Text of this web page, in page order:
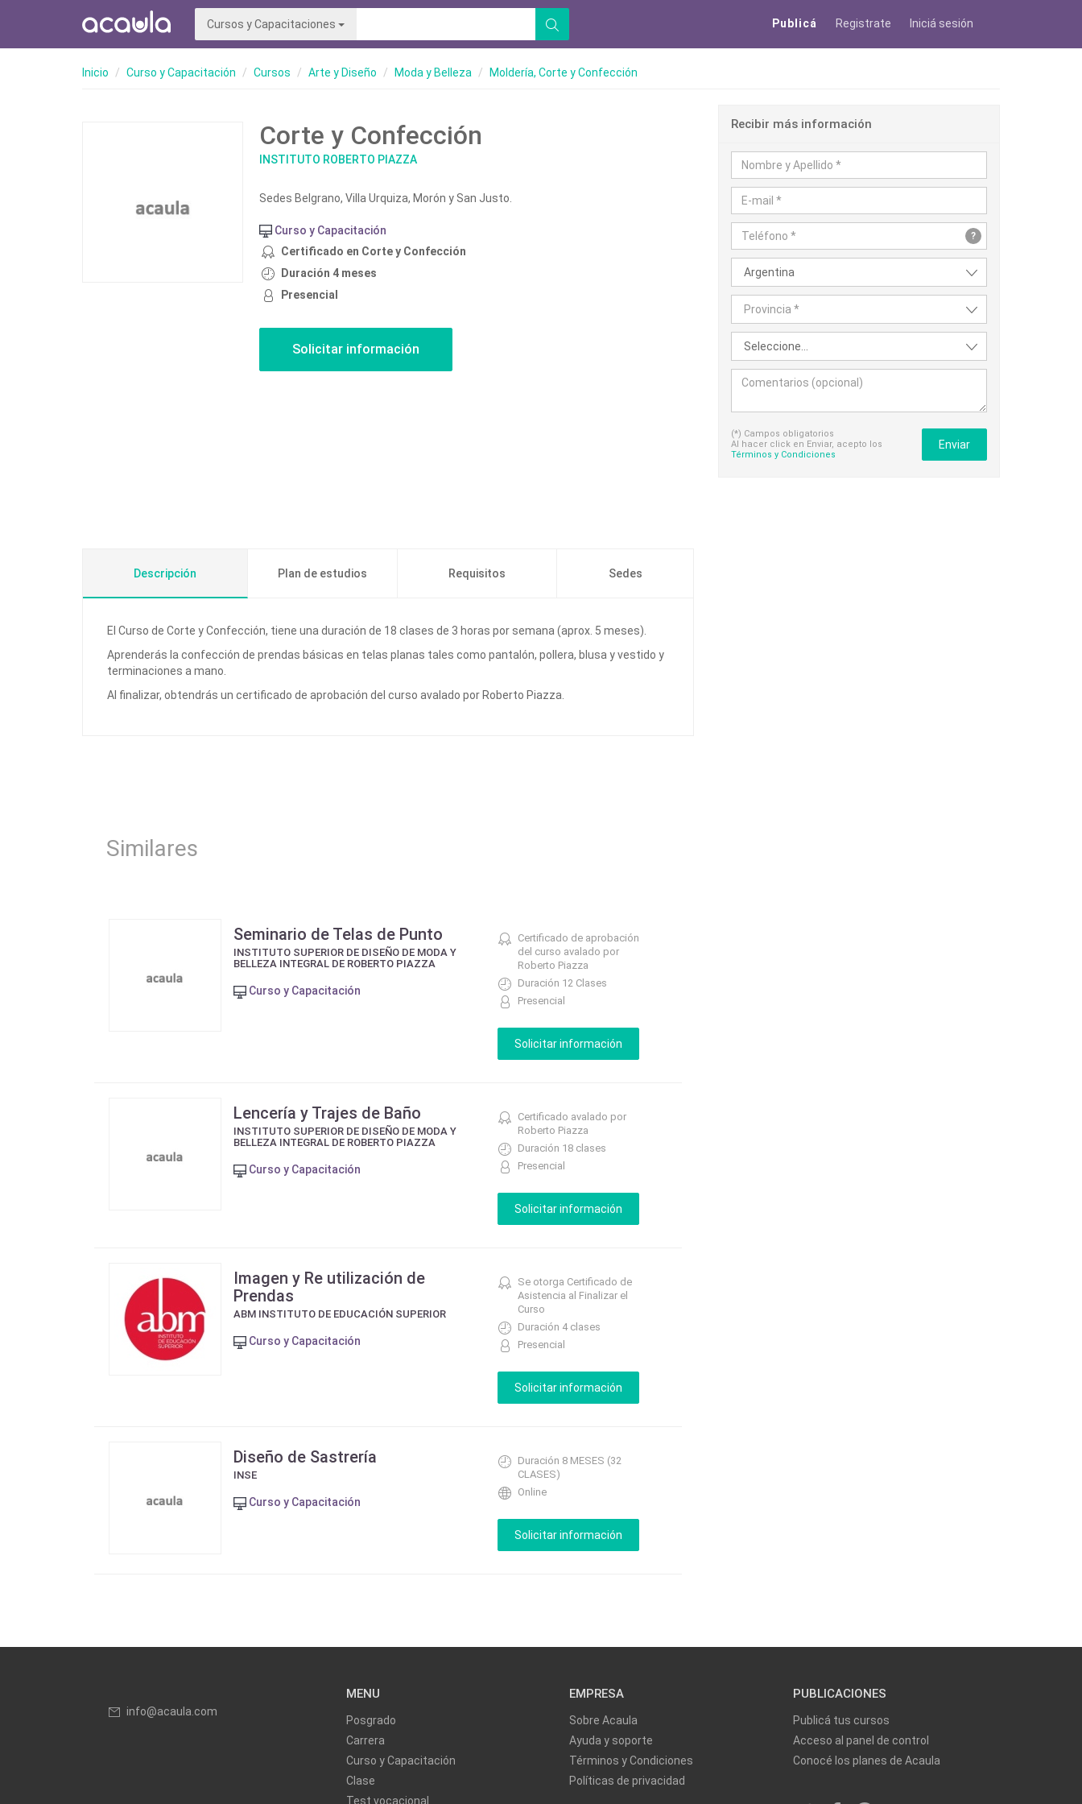
Cursos y Capacitaciones Publicá Registrate Iniciá sesión
Inicio Curso y Capacitación Cursos Arte y Diseño Moda y Belleza Moldería, Corte y Confección
Corte y Confección
INSTITUTO ROBERTO PIAZZA
Sedes Belgrano, Villa Urquiza, Morón y San Justo.
Curso y Capacitación
Certificado en Corte y Confección
Duración 4 meses
Presencial
Recibir más información
?
Argentina
Provincia *
Seleccione...
(*) Campos obligatorios
Al hacer click en Enviar, acepto los
Términos y Condiciones
Enviar
Descripción Plan de estudios Requisitos Sedes
El Curso de Corte y Confección, tiene una duración de 18 clases de 3 horas por semana (aprox. 5 meses).
Aprenderás la confección de prendas básicas en telas planas tales como pantalón, pollera, blusa y vestido y
terminaciones a mano.
Al finalizar, obtendrás un certificado de aprobación del curso avalado por Roberto Piazza.
Similares
Seminario de Telas de Punto
INSTITUTO SUPERIOR DE DISEÑO DE MODA Y
BELLEZA INTEGRAL DE ROBERTO PIAZZA
Curso y Capacitación
Certificado de aprobación
del curso avalado por
Roberto Piazza
Duración 12 Clases
Presencial
Lencería y Trajes de Baño
INSTITUTO SUPERIOR DE DISEÑO DE MODA Y
BELLEZA INTEGRAL DE ROBERTO PIAZZA
Curso y Capacitación
Certificado avalado por
Roberto Piazza
Duración 18 clases
Presencial
Imagen y Re utilización de
Prendas
ABM INSTITUTO DE EDUCACIÓN SUPERIOR
Curso y Capacitación
Se otorga Certificado de
Asistencia al Finalizar el
Curso
Duración 4 clases
Presencial
Diseño de Sastrería
INSE
Curso y Capacitación
Duración 8 MESES (32
CLASES)
Online
info@acaula.com
MENU
Posgrado
Carrera
Curso y Capacitación
Clase
Test vocacional
EMPRESA
Sobre Acaula
Ayuda y soporte
Términos y Condiciones
Políticas de privacidad
PUBLICACIONES
Publicá tus cursos
Acceso al panel de control
Conocé los planes de Acaula